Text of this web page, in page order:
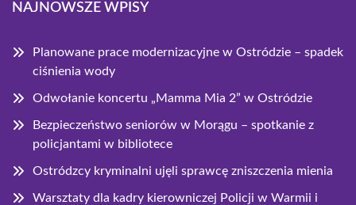
NAJNOWSZE WPISY
Planowane prace modernizacyjne w Ostródzie – spadek
ciśnienia wody
Odwołanie koncertu „Mamma Mia 2” w Ostródzie
Bezpieczeństwo seniorów w Morągu – spotkanie z
policjantami w bibliotece
Ostródzcy kryminalni ujęli sprawcę zniszczenia mienia
Warsztaty dla kadry kierowniczej Policji w Warmii i